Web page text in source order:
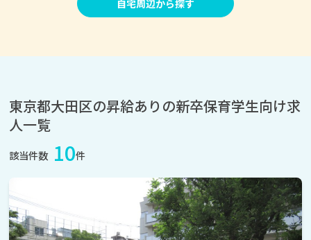
自宅周辺から探す
東京都大田区の昇給ありの新卒保育学生向け求
人一覧
該当件数 10件